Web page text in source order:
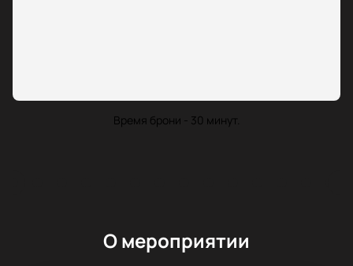
Время брони - 30 минут.
О мероприятии